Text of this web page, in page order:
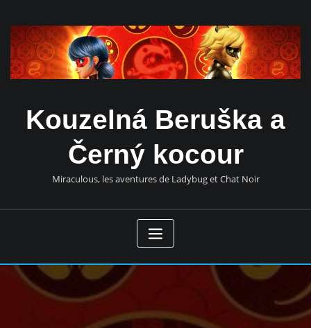
Kouzelná Beruška a
Černý kocour
Miraculous, les aventures de Ladybug et Chat Noir